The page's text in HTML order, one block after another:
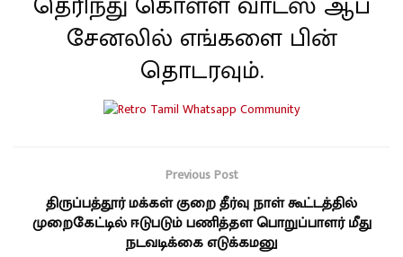
சேனலில் எங்களை பின்
தொடரவும்.
Previous Post
திருப்பத்தூர் மக்கள் குறை தீர்வு நாள் கூட்டத்தில்
முறைகேட்டில் ஈடுபடும் பணித்தள பொறுப்பாளர் மீது
நடவடிக்கை எடுக்கமனு